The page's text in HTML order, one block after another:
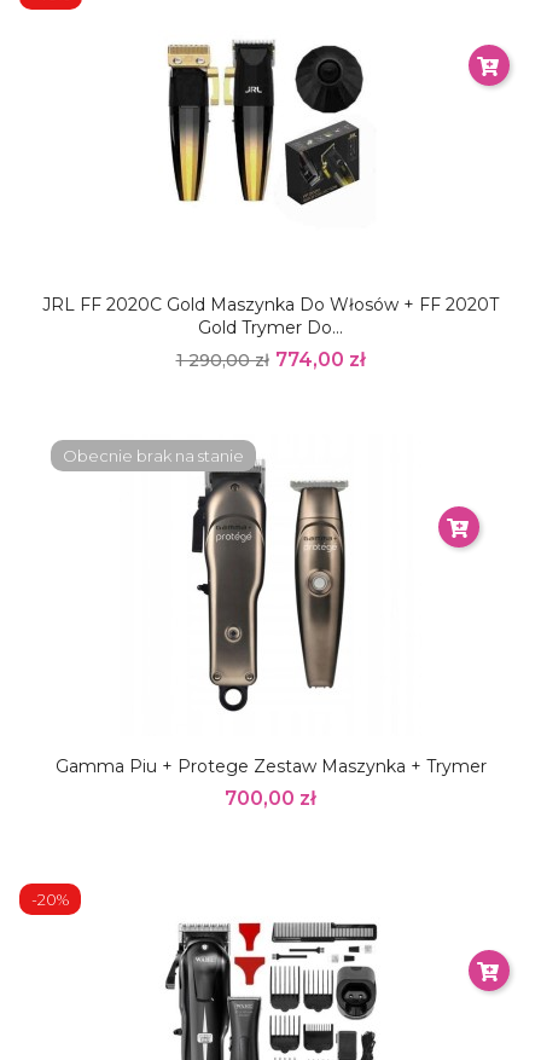
JRL FF 2020C Gold Maszynka Do Włosów + FF 2020T
Gold Trymer Do...
1 290,00 zł 774,00 zł
Gamma Piu + Protege Zestaw Maszynka + Trymer
700,00 zł
Obecnie brak na stanie
-20%